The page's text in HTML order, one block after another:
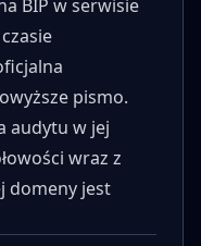
BIP w serwisie
pismo.
audytu w jej
wraz z
domeny jest